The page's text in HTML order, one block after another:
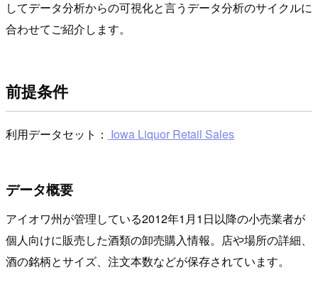
してデータ分析からの可視化と言うデータ分析のサイクルに
合わせてご紹介します。
前提条件
利用データセット： Iowa Liquor Retail Sales
データ概要
アイオワ州が管理している2012年1月1日以降の小売業者が
個人向けに販売した酒類の卸売購入情報。店や場所の詳細、
酒の銘柄とサイズ、注文本数などが保存されています。